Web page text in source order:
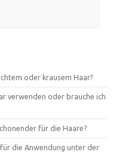
oder krausem Haar?
verwenden oder brauche ich
für die Haare?
die Anwendung unter der